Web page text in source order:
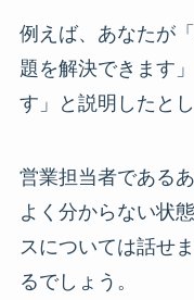
例えば、あなたが
題を解決できます
す」と説明したとし
営業担当者である
よく分からない状
スについては話せ
るでしょう。